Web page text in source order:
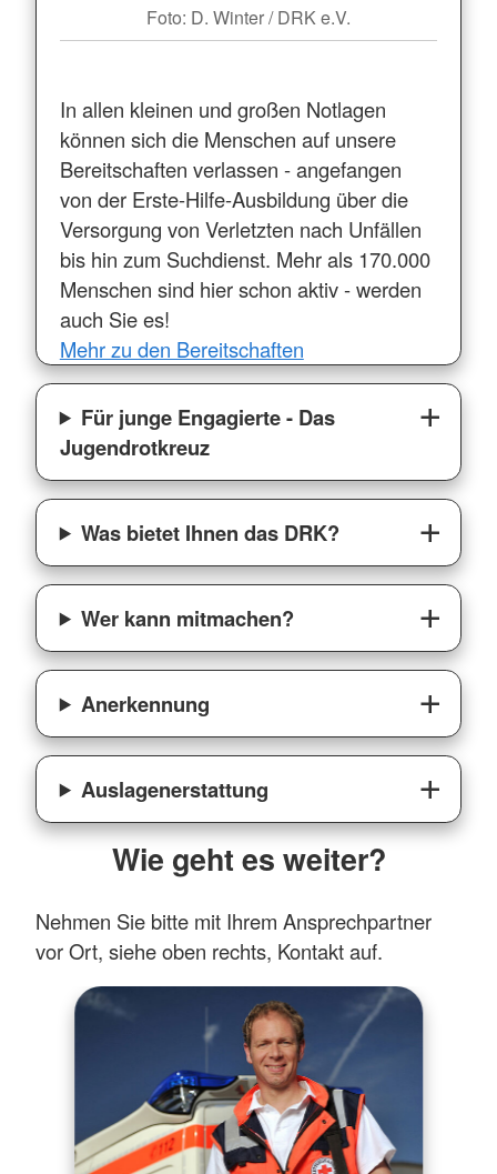
Foto: D. Winter / DRK e.V.
In allen kleinen und großen Notlagen
können sich die Menschen auf unsere
Bereitschaften verlassen - angefangen
von der Erste-Hilfe-Ausbildung über die
Versorgung von Verletzten nach Unfällen
bis hin zum Suchdienst. Mehr als 170.000
Menschen sind hier schon aktiv - werden
auch Sie es!
Mehr zu den Bereitschaften
Für junge Engagierte - Das
Jugendrotkreuz
Was bietet Ihnen das DRK?
Wer kann mitmachen?
Anerkennung
Auslagenerstattung
Wie geht es weiter?
Nehmen Sie bitte mit Ihrem Ansprechpartner
vor Ort, siehe oben rechts, Kontakt auf.